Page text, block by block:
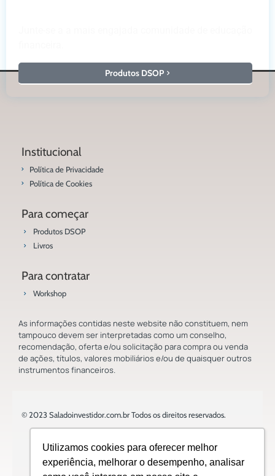
Utilizamos cookies para oferecer melhor
experiência, melhorar o desempenho, analisar
Produtos DSOP
Institucional
Política de Privacidade
Política de Cookies
Para começar
Produtos DSOP
Livros
Para contratar
Workshop
As informações contidas neste website não constituem, nem
tampouco devem ser interpretadas como um conselho,
recomendação, oferta e/ou solicitação para compra ou venda
de ações, títulos, valores mobiliários e/ou de quaisquer outros
instrumentos financeiros.
© 2023 Saladoinvestidor.com.br Todos os direitos reservados.